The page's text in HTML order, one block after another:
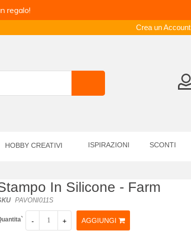
regalo!
Crea un Account
HOBBY CREATIVI ISPIRAZIONI SCONTI
In Silicone - Farm
PAVONI011S
- + AGGIUNGI